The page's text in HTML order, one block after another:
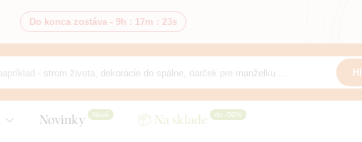
Do konca zostáva - 9h : 17m : 21s
Novinky Nové 📦 Na sklade do -50%